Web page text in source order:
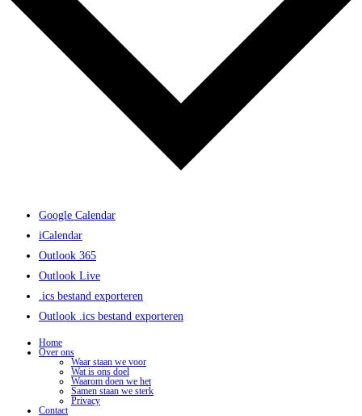
Google Calendar
iCalendar
Outlook 365
Outlook Live
.ics bestand exporteren
Outlook .ics bestand exporteren
Home
Over ons
Waar staan we voor
Wat is ons doel
Waarom doen we het
Samen staan we sterk
Privacy
Contact